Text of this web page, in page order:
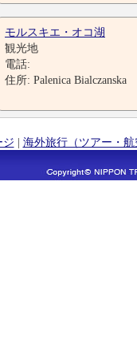
モルスキエ・オコ湖
観光地
電話:
住所: Palenica Bialczanska
ジ | 海外旅行（ツアー・航